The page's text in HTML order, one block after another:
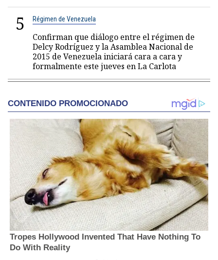
5 Régimen de Venezuela
Confirman que diálogo entre el régimen de
Delcy Rodríguez y la Asamblea Nacional de
2015 de Venezuela iniciará cara a cara y
formalmente este jueves en La Carlota